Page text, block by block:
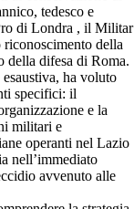
tedesco e
di Londra , il Militar
della
della difesa di Roma.
ha voluto
specifici: il
e la
militari e
operanti nel Lazio
nell’immediato
avvenuto alle